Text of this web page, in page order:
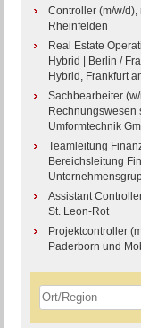
Controller (m/w/
Rheinfelden
Real Estate
Hybrid | Berlin /
Hybrid, Frankfurt
Sachbearbeiter
Rechnungswesen
Umformtechnik
Teamleitung
Bereichsleitung
Assistant
St. Leon-Rot
Projektcontroller
Paderborn und